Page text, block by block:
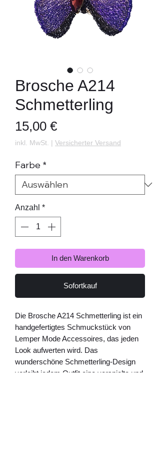
Brosche A214
Schmetterling
15,00 €Preis
inkl. MwSt. | Versicherter Versand
Farbe *
Anzahl *
In den Warenkorb
Sofortkauf
Die Brosche A214 Schmetterling ist ein
handgefertigtes Schmuckstück von
Lemper Mode Accessoires, das jeden
Look aufwerten wird. Das
wunderschöne Schmetterling-Design
verleiht jedem Outfit eine verspielte und